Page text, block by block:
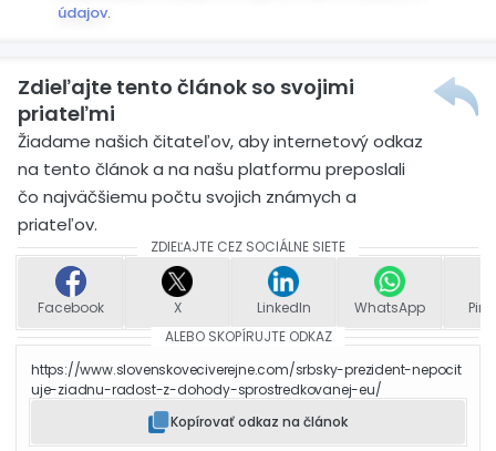
údajov.
Zdieľajte tento článok so svojimi
priateľmi
Žiadame našich čitateľov, aby internetový odkaz
na tento článok a na našu platformu preposlali
čo najväčšiemu počtu svojich známych a
priateľov.
ZDIEĽAJTE CEZ SOCIÁLNE SIETE
Facebook X LinkedIn WhatsApp
ALEBO SKOPÍRUJTE ODKAZ
https://www.slovenskoveciverejne.com/srbsky-prezident-nepocit
uje-ziadnu-radost-z-dohody-sprostredkovanej-eu/
Kopírovať odkaz na článok